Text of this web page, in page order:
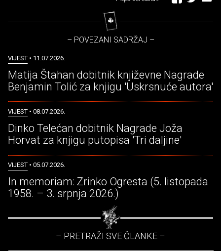
– POVEZANI SADRŽAJ –
VIJEST • 11.07.2026.
Matija Štahan dobitnik književne Nagrade
Benjamin Tolić za knjigu 'Uskrsnuće autora'
VIJEST • 08.07.2026.
Dinko Telećan dobitnik Nagrade Joža
Horvat za knjigu putopisa 'Tri daljine'
VIJEST • 05.07.2026.
In memoriam: Zrinko Ogresta (5. listopada
1958. – 3. srpnja 2026.)
– PRETRAŽI SVE ČLANKE –